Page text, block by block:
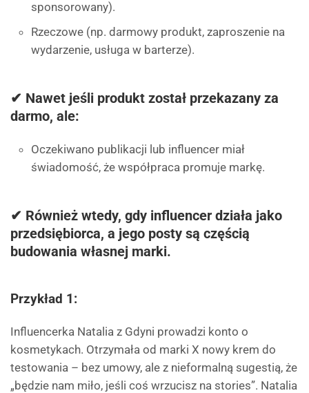
sponsorowany).
Rzeczowe (np. darmowy produkt, zaproszenie na
wydarzenie, usługa w barterze).
✔ Nawet jeśli produkt został przekazany za
darmo, ale:
Oczekiwano publikacji lub influencer miał
świadomość, że współpraca promuje markę.
✔ Również wtedy, gdy influencer działa jako
przedsiębiorca, a jego posty są częścią
budowania własnej marki.
Przykład 1:
Influencerka Natalia z Gdyni prowadzi konto o
kosmetykach. Otrzymała od marki X nowy krem do
testowania – bez umowy, ale z nieformalną sugestią, że
„będzie nam miło, jeśli coś wrzucisz na stories”. Natalia